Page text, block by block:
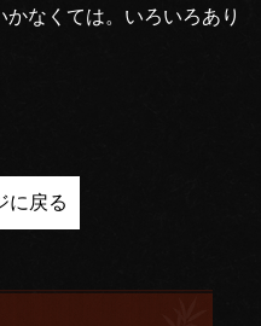
なくては。いろいろあり
に戻る